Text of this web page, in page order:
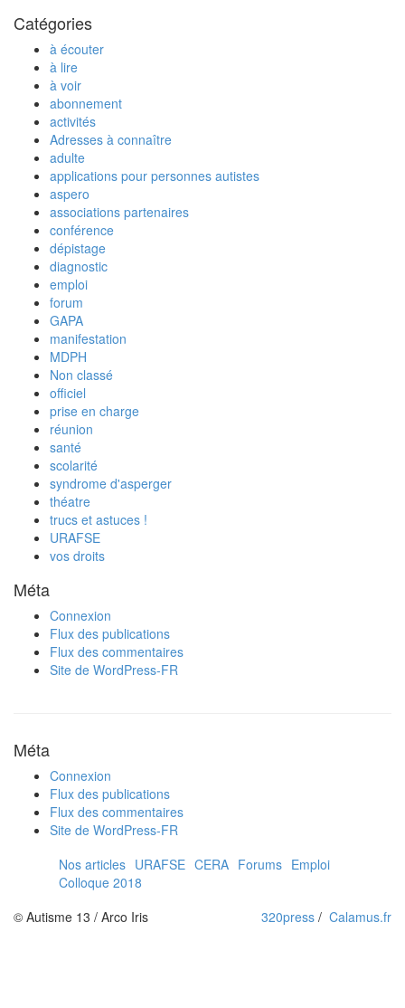
Catégories
à écouter
à lire
à voir
abonnement
activités
Adresses à connaître
adulte
applications pour personnes autistes
aspero
associations partenaires
conférence
dépistage
diagnostic
emploi
forum
GAPA
manifestation
MDPH
Non classé
officiel
prise en charge
réunion
santé
scolarité
syndrome d'asperger
théatre
trucs et astuces !
URAFSE
vos droits
Méta
Connexion
Flux des publications
Flux des commentaires
Site de WordPress-FR
Méta
Connexion
Flux des publications
Flux des commentaires
Site de WordPress-FR
Nos articles URAFSE CERA Forums Emploi
Colloque 2018
320press / Calamus.fr
© Autisme 13 / Arco Iris